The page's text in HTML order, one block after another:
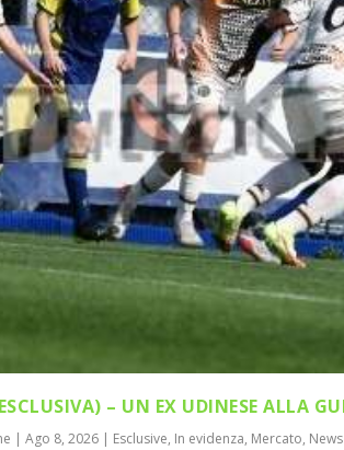
– UN EX UDINESE ALLA
|Ago 8, 2026 | Esclusive, In evidenza, Mercato, News